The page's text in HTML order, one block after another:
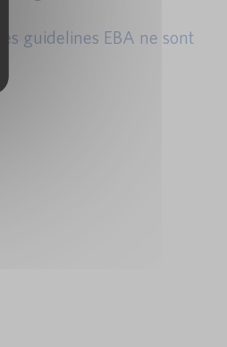
guidelines EBA ne sont